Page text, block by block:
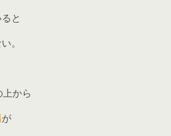
と
。
から
が